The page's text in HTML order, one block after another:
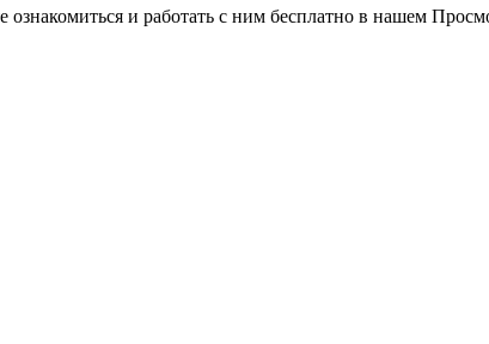
и работать с ним бесплатно в нашем